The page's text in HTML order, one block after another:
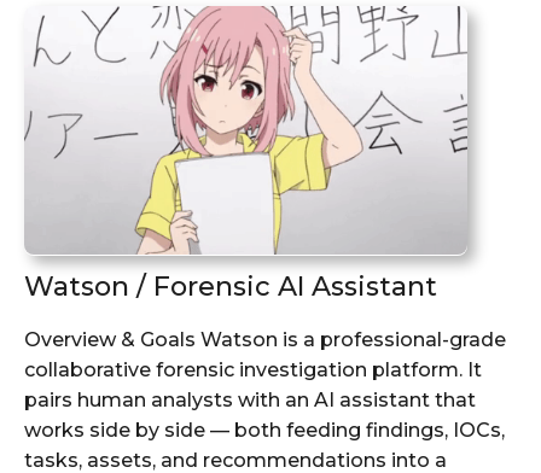
Watson / Forensic AI Assistant
Overview & Goals Watson is a professional-grade
collaborative forensic investigation platform. It
pairs human analysts with an AI assistant that
works side by side — both feeding findings, IOCs,
tasks, assets, and recommendations into a